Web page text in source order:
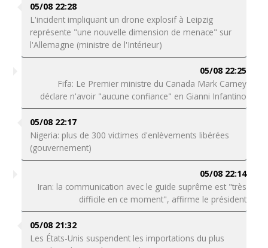
05/08 22:28
L'incident impliquant un drone explosif à Leipzig
représente "une nouvelle dimension de menace" sur
l'Allemagne (ministre de l'Intérieur)
05/08 22:25
Fifa: Le Premier ministre du Canada Mark Carney
déclare n'avoir "aucune confiance" en Gianni Infantino
05/08 22:17
Nigeria: plus de 300 victimes d'enlèvements libérées
(gouvernement)
05/08 22:14
Iran: la communication avec le guide suprême est "très
difficile en ce moment", affirme le président
05/08 21:32
Les États-Unis suspendent les importations du plus